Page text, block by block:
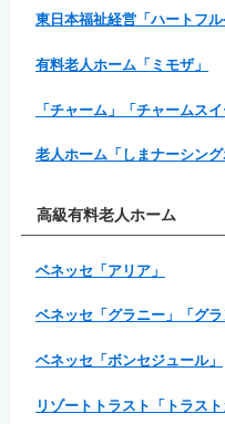
東日本福祉経営「ハートフル
有料老人ホーム「ミモザ」
「チャーム」「チャームスイ
老人ホーム「しまナーシング
高級有料老人ホーム
ベネッセ「アリア」
ベネッセ「グラニー」「グラ
ベネッセ「ボンセジュール」
リゾートトラスト「トラスト